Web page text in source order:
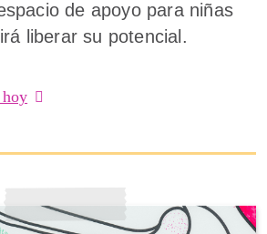
de apoyo para niñas
liberar su potencial.